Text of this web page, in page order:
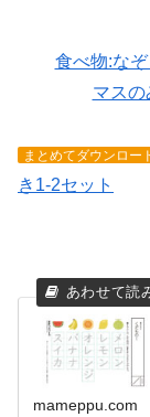
食べ物:な
マスの
まとめてダウンロー
き1-2セット
mameppu.com